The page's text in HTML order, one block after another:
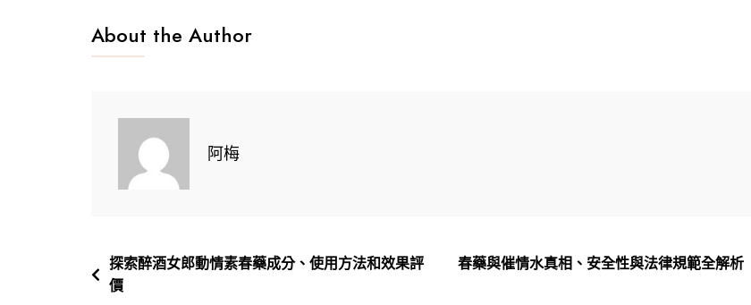
歷
About the Author
阿梅
文
章
探索醉酒女郎動情素春藥成分、使用方法和效果評
價
春藥與催情水真相、安全性與法律規範全解析